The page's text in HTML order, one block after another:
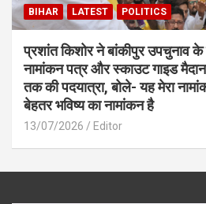
BIHAR LATEST POLITICS
प्रशांत किशोर ने बांकीपुर उपचुनाव के
नामांकन पत्र और स्काउट गाइड
तक की पदयात्रा, बोले- यह मेरा
बेहतर भविष्य का नामांकन है
13/07/2026 Editor